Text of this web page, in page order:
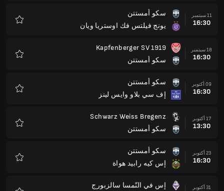
11 سبتمبر
16:30
سكو أمستتن
يونج فيلتس فك اوستريا ويان
18 سبتمبر
16:30
Kapfenberger SV 1919
سكو أمستتن
09 أكتوبر
16:30
سكو أمستتن
إف سي بلاو وايس لينز
17 أكتوبر
13:30
Schwarz Weiss Bregenz
سكو أمستتن
23 أكتوبر
16:30
سكو أمستتن
إس كيه رابيد هواة
31 أكتوبر
إس في النّمسا سالزبورج